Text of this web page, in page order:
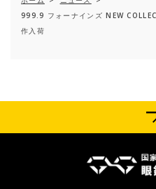
999.9 フォーナインズ NEW
作入荷